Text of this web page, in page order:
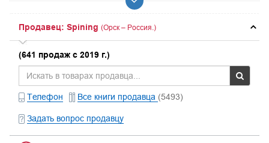
Продавец: Spining (Орск – Россия.)
(641 продаж с 2019 г.)
Телефон Все книги продавца (5493)
Задать вопрос продавцу